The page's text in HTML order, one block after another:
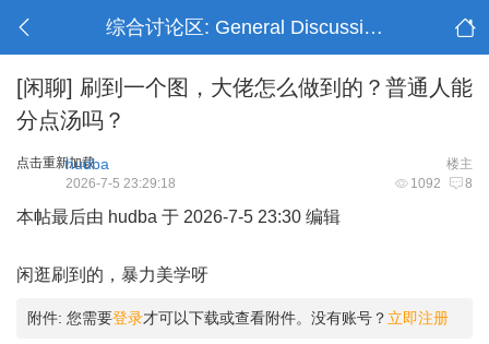
综合讨论区: General Discussion
[闲聊] 刷到一个图，大佬怎么做到的？普通人能
分点汤吗？
点击重新加载 楼主
hudba
1092 8
2026-7-5 23:29:18
本帖最后由 hudba 于 2026-7-5 23:30 编辑
闲逛刷到的，暴力美学呀
附件: 您需要登录才可以下载或查看附件。没有账号？ 立即注册